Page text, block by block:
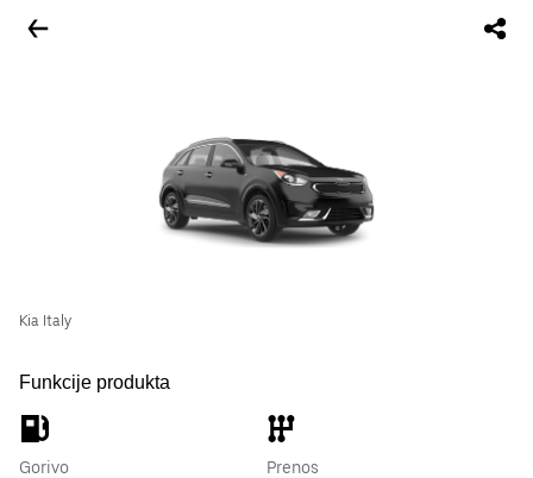
Kia Italy
Funkcije produkta
Gorivo
Prenos